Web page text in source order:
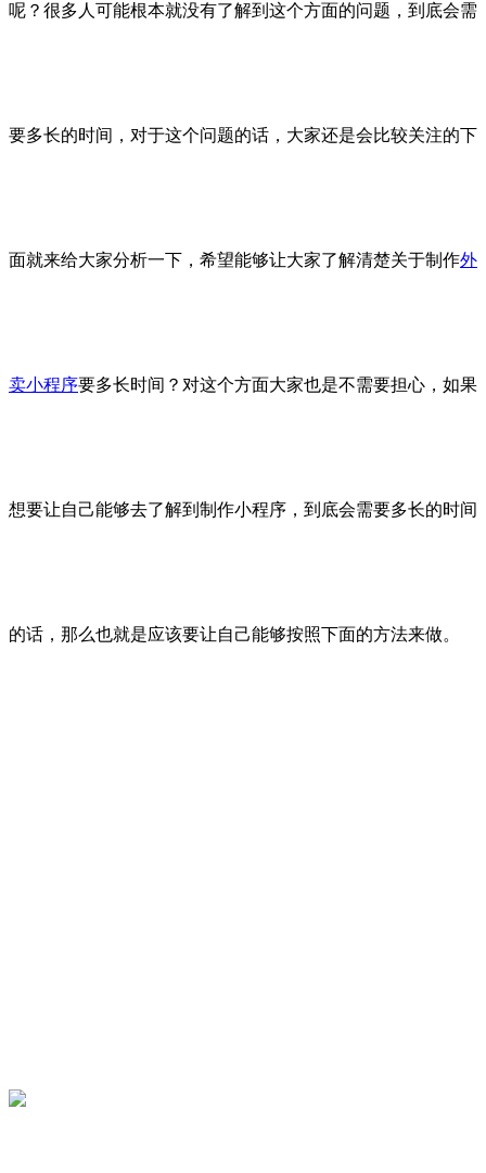
呢？很多人可能根本就没有了解到这个方面的问题，到底会需
要多长的时间，对于这个问题的话，大家还是会比较关注的下
面就来给大家分析一下，希望能够让大家了解清楚关于制作外
卖小程序要多长时间？对这个方面大家也是不需要担心，如果
想要让自己能够去了解到制作小程序，到底会需要多长的时间
的话，那么也就是应该要让自己能够按照下面的方法来做。